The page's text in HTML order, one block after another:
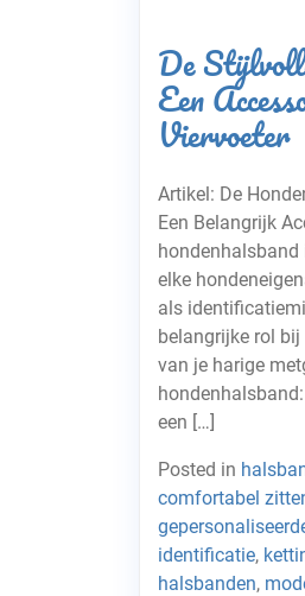
De
Een
Viervoeter
Artikel: De
Een Belangrijk
hondenhalsband
elke
als
belangrijke rol
van je harige
een […]
Posted in
comfortabel
identificatie,
halsbanden,